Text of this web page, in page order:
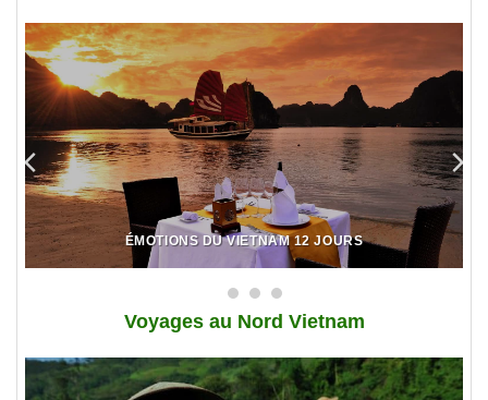
ÉMOTIONS DU VIETNAM 12 JOURS
Voyages au Nord Vietnam